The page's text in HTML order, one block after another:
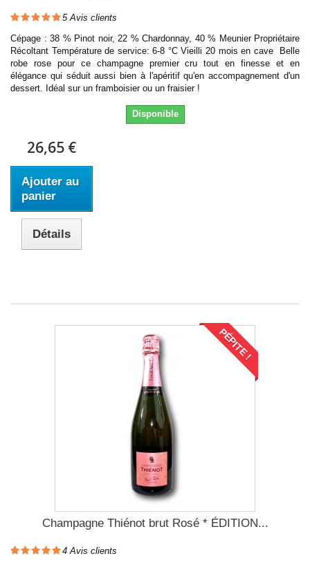
5Avis clients
Cépage : 38 % Pinot noir, 22 % Chardonnay, 40 % Meunier Propriétaire
Récoltant Température de service: 6-8 °C Vieilli 20 mois en cave Belle
robe rose pour ce champagne premier cru tout en finesse et en
élégance qui séduit aussi bien à l'apéritif qu'en accompagnement d'un
dessert. Idéal sur un framboisier ou un fraisier !
Disponible
26,65 €
Ajouter au
panier
Détails
PÉPITE !
Champagne Thiénot brut Rosé * ÉDITION...
4 Avis clients